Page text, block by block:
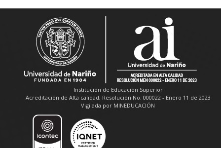
Institución de Educación Superior
Acreditación de Alta calidad, Resolución No. 000022 - Enero 11 de 2023
Vigilada por MINEDUCACIÓN